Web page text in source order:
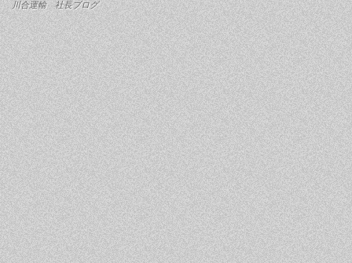
川合運輸 社長ブログ